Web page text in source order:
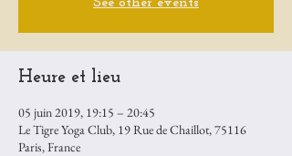
Heure et lieu
05 juin 2019, 19:15 – 20:45
Le Tigre Yoga Club, 19 Rue de Chaillot, 75116
Paris, France